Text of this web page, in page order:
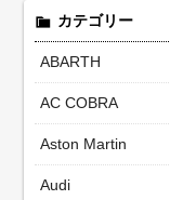
カテゴリー
ABARTH
AC COBRA
Aston Martin
Audi